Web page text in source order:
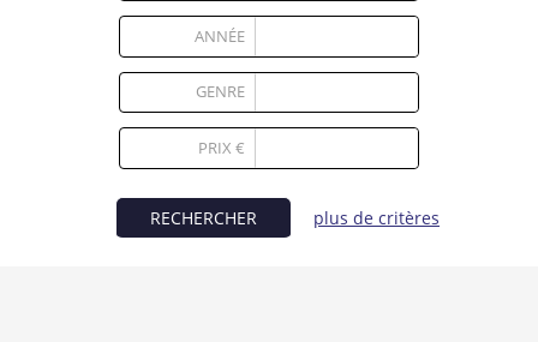
ANNÉE
GENRE
PRIX €
RECHERCHER plus de critères